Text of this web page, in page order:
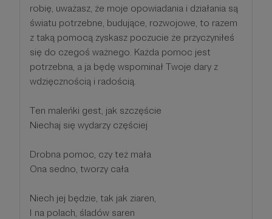
robię, uważasz, że moje opowiadania i działania są
światu potrzebne, budujące, rozwojowe, to razem
z taką pomocą zyskasz poczucie że przyczyniłeś
się do czegoś ważnego. Każda pomoc jest
potrzebna, a ja będę wspominał Twoje dary z
wdzięcznością i radością.
Ten maleńki gest, jak szczęście
Niechaj się wydarzy częściej
Drobna pomoc, czy też mała
Ona sedno, tworzy cała
Niech jej będzie, tak jak ziaren,
I na polach, śladów saren